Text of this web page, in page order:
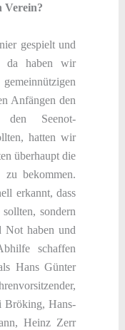
Verein?
gespielt und
da haben wir
Anfängen den
den Seenot-
hatten wir
überhaupt die
zu bekommen.
erkannt, dass
sondern
Not haben und
schaffen
Hans Günter
Bröking, Hans-
Heinz Zerr